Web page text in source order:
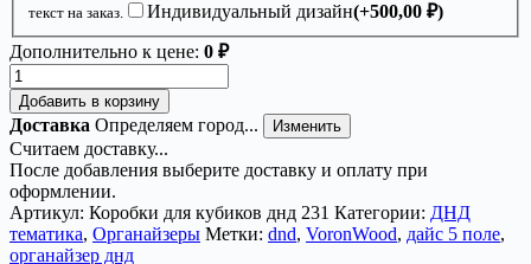
текст на заказ.
Индивидуальный дизайн(+500,00 ₽)
Дополнительно к цене: 0 ₽
Количество
товара
Органайзер
ДнД
«Дайс
5
поле»
—
дерево
Добавить в корзину
Доставка Определяем город... Изменить
Считаем доставку...
После добавления выберите доставку и оплату при
оформлении.
Артикул: Коробки для кубиков днд 231 Категории: ДНД
тематика, Органайзеры Метки: dnd, VoronWood, дайс 5 поле,
органайзер днд